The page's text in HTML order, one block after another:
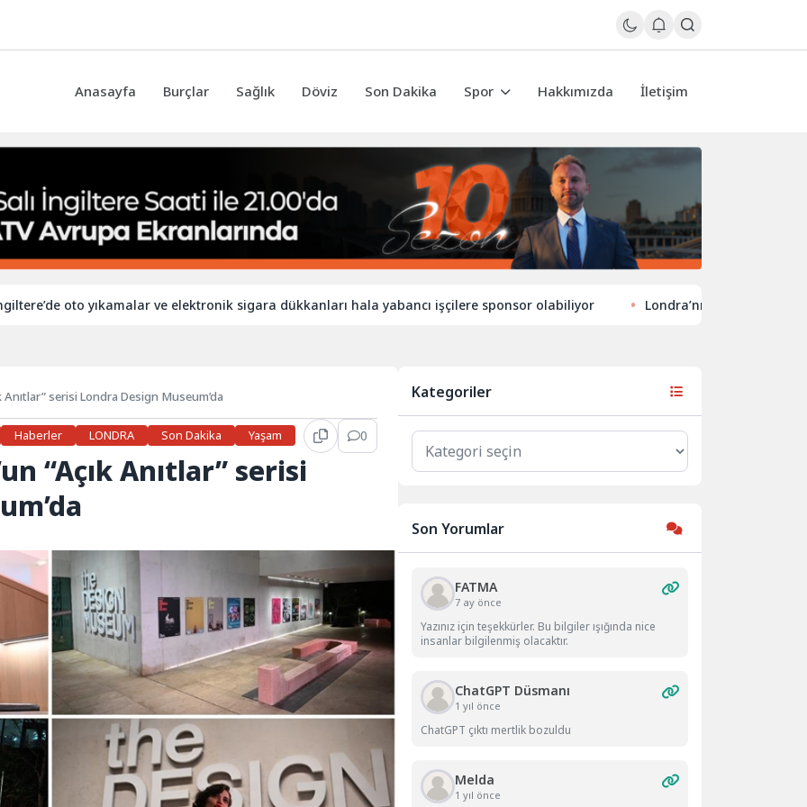
Anasayfa Burçlar Sağlık Döviz Son Dakika Spor Hakkımızda İletişim
oto yıkamalar ve elektronik sigara dükkanları hala yabancı işçilere sponsor olabiliyor Londra’nın eğlence hayatında
Anıtlar” serisi Londra Design Museum’da
Haberler LONDRA Son Dakika Yaşam 0
“Açık Anıtlar” serisi
Kategoriler
Kategoriler
Son Yorumlar
FATMA
7 ay önce
Yazınız için teşekkürler. Bu bilgiler ışığında nice
insanlar bilgilenmiş olacaktır.
ChatGPT Düsmanı
1 yıl önce
ChatGPT çıktı mertlik bozuldu
Melda
1 yıl önce